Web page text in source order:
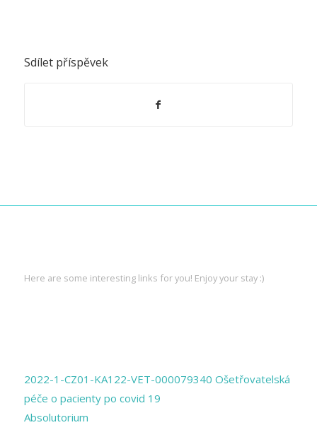
Sdílet příspěvek
Here are some interesting links for you! Enjoy your stay :)
2022-1-CZ01-KA122-VET-000079340 Ošetřovatelská
péče o pacienty po covid 19
Absolutorium